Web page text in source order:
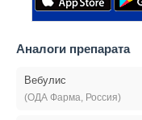
Аналоги препарата
Вебулис
(ОДА Фарма, Россия)